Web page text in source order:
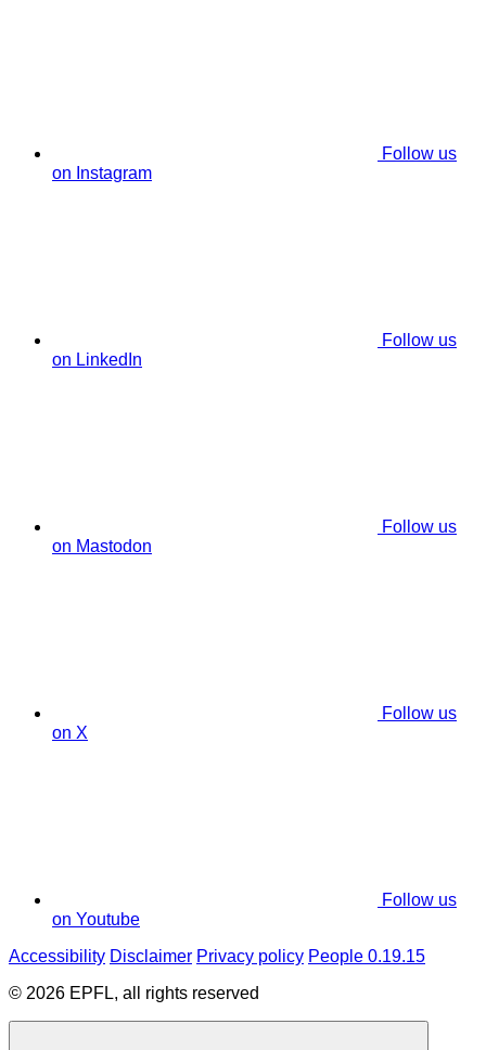
Follow us
on Instagram
Follow us
on LinkedIn
Follow us
on Mastodon
Follow us
on X
Follow us
on Youtube
Accessibility Disclaimer Privacy policy People 0.19.15
© 2026 EPFL, all rights reserved